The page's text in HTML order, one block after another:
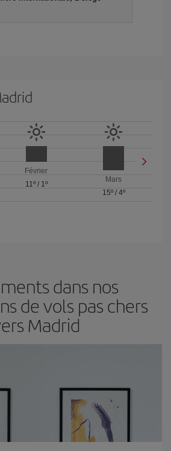
Février
11º/ 1º
Mars
15º/ 4º
dans nos
de vols pas chers
Madrid